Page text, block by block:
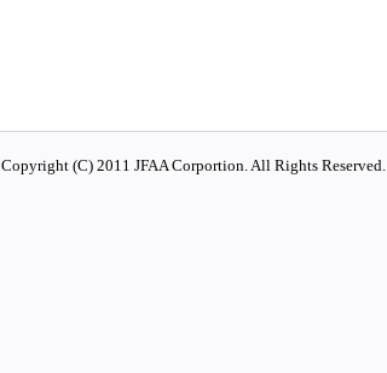
Copyright (C) 2011 JFAA Corportion. All Rights Reserved.